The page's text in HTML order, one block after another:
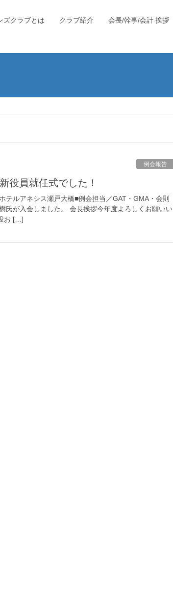
ズクラブとは クラブ紹介 会長/幹事/会計 挨拶
例会報告
役員就任式でした！
テルアネシス瀬戸大橋■例会担当／GAT・GMA・会則
が入会しました。 会長挨拶今年度よろしくお願いい
お […]